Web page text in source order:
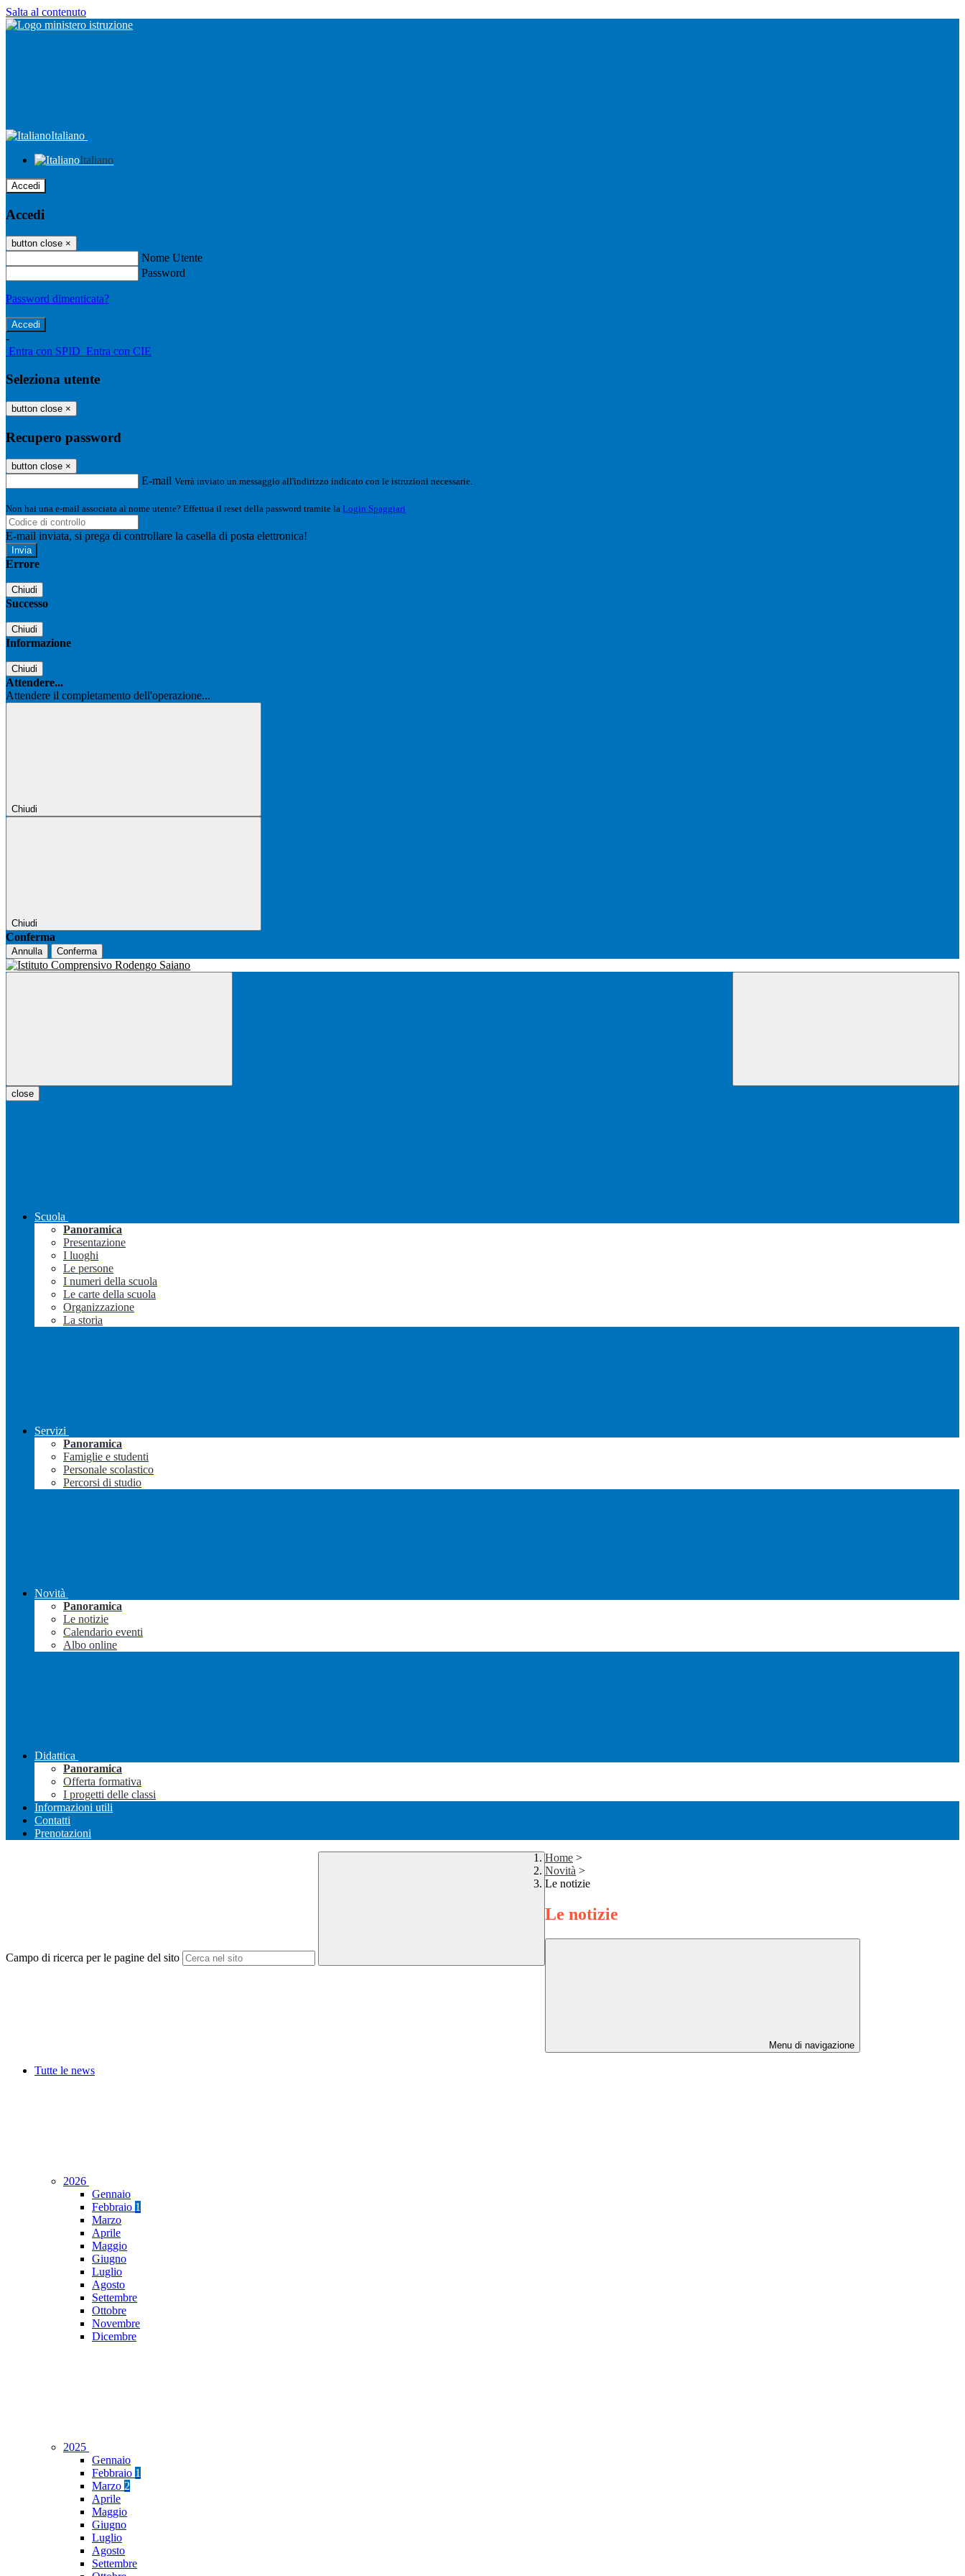
Salta al contenuto
Italiano
Italiano
Accedi
Accedi
button close ×
Nome Utente
Password
Password dimenticata?
-
Entra con SPID Entra con CIE
Seleziona utente
button close ×
Recupero password
button close ×
E-mail Verrà inviato un messaggio all'indirizzo indicato con le istruzioni necessarie.
Non hai una e-mail associata al nome utente? Effettua il reset della password tramite la Login Spaggiari
E-mail inviata, si prega di controllare la casella di posta elettronica!
Errore
Chiudi
Successo
Chiudi
Informazione
Chiudi
Attendere...
Attendere il completamento dell'operazione...
Chiudi
Chiudi
Conferma
Annulla Conferma
close
Scuola
Panoramica
Presentazione
I luoghi
Le persone
I numeri della scuola
Le carte della scuola
Organizzazione
La storia
Servizi
Panoramica
Famiglie e studenti
Personale scolastico
Percorsi di studio
Novità
Panoramica
Le notizie
Calendario eventi
Albo online
Didattica
Panoramica
Offerta formativa
I progetti delle classi
Informazioni utili
Contatti
Prenotazioni
Campo di ricerca per le pagine del sito
Home >
Novità >
Le notizie
Le notizie
Menu di navigazione
Tutte le news
2026
Gennaio
Febbraio 1
Marzo
Aprile
Maggio
Giugno
Luglio
Agosto
Settembre
Ottobre
Novembre
Dicembre
2025
Gennaio
Febbraio 1
Marzo 2
Aprile
Maggio
Giugno
Luglio
Agosto
Settembre